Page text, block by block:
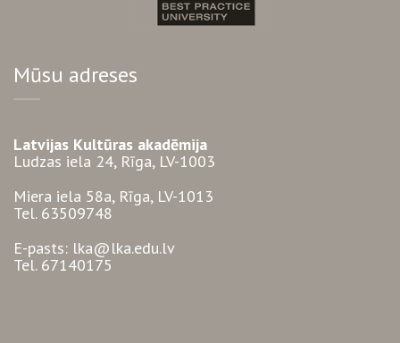
Mūsu adreses
Latvijas Kultūras akadēmija
Ludzas iela 24, Rīga, LV-1003
Miera iela 58a, Rīga, LV-1013
Tel. 63509748
E-pasts: lka@lka.edu.lv
Tel. 67140175